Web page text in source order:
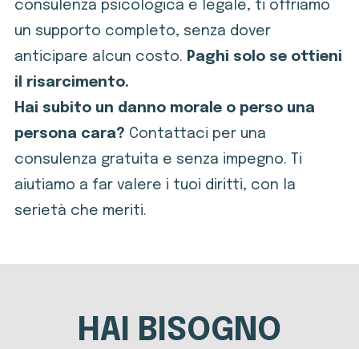
consulenza psicologica e legale, ti offriamo
un supporto completo, senza dover
anticipare alcun costo. Paghi solo se ottieni
il risarcimento.
Hai subito un danno morale o perso una
persona cara? Contattaci per una
consulenza gratuita e senza impegno. Ti
aiutiamo a far valere i tuoi diritti, con la
serietà che meriti.
HAI BISOGNO